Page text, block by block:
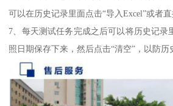
可以在历史记录里面点击“导入Excel”或者直
7、每天测试任务完成之后可以将历史记录
照日期保存下来，然后点击“清空”，以防历